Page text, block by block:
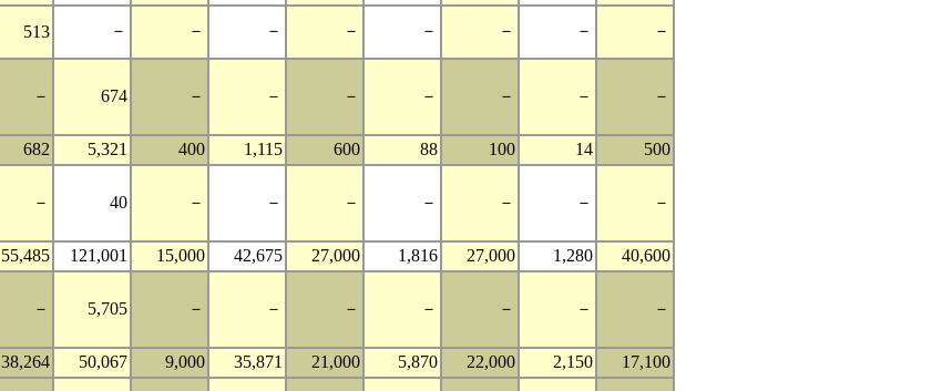
513 － － － － － － － －
－ 674 － － － － － － －
682 5,321 400 1,115 600 88 100 14 500
－ 40 － － － － － － －
55,485 121,001 15,000 42,675 27,000 1,816 27,000 1,280 40,600
－ 5,705 － － － － － － －
38,264 50,067 9,000 35,871 21,000 5,870 22,000 2,150
17,100